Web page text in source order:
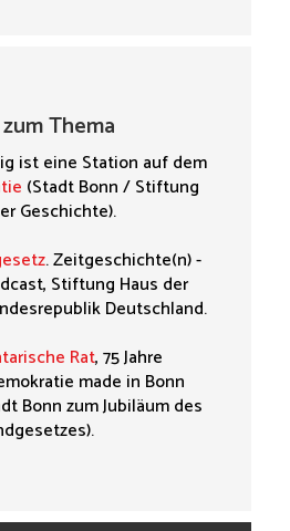
Thema
ist eine Station auf dem
(Stadt Bonn / Stiftung
Geschichte).
. Zeitgeschichte(n) -
Stiftung Haus der
Deutschland.
Rat, 75 Jahre
made in Bonn
Bonn zum Jubiläum des